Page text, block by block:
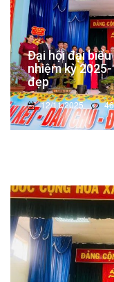
Đại hội đại
nhiệm kỳ
đẹp
12/11/2025